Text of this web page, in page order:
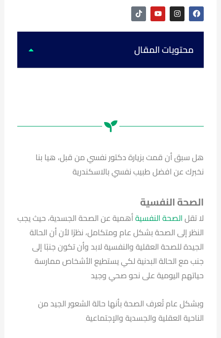
T
i
k
t
k
Y
o
u
t
b
e
I
n
s
t
g
r
m
F
a
c
e
o
oمحتويات المقال
هل سبق أن قمت بزيارة دكتور نفسي من قبل، هيا بنا
نخبرك عن افضل طبيب نفسي بالاسكندرية
الصحة النفسية
لا تقلالصحة النفسيةأهمية عن الصحة الجسدية، حيث يجب
النظر إلى الصحة بشكل عام ومتكامل، نظرًا لأن أن الحالة
الجيدة للصحة العقلية والنفسية لابد وأن تكون جنبًا إلى
جنب مع الحالة البدنية لكي يستطيع الأشخاص ممارسة
حياتهم اليومية على نحو صحي وجيد
وبشكل عام تُعرف الصحة بأنها حالة الشعور الجيد من
الناحية العقلية والجسدية والإجتماعية